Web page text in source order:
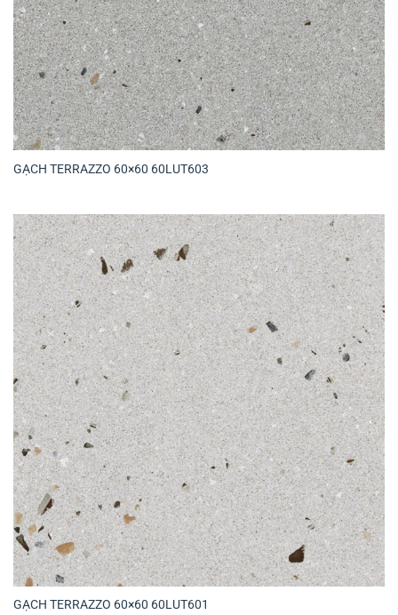
GẠCH TERRAZZO 60×60 60LUT603
GẠCH TERRAZZO 60×60 60LUT601